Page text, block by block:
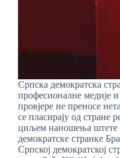
Српска демократска
професионалне медије
провјере не преносе
се пласирају од стране
циљем наношења штете
демократске странке
Српској демократској